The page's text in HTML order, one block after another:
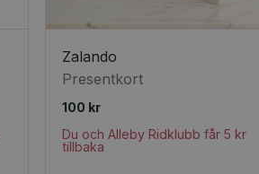
Zalando
Presentkort
100 kr
Du och Alleby Ridklubb får 5 kr
tillbaka